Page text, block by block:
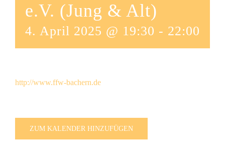
e.V. (Jung & Alt)
4. April 2025 @ 19:30 - 22:00
http://www.ffw-bachern.de
ZUM KALENDER HINZUFÜGEN